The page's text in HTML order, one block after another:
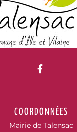
Lien
COORDONNÉES
Mairie de Talensac